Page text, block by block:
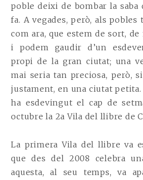
poble deixi de bombar la saba
fa. A vegades, però, als pobles
com ara, que estem de sort,
i podem gaudir d’un
propi de la gran ciutat; una
mai seria tan preciosa, però,
justament, en una ciutat petita.
ha esdevingut el cap de
octubre la 2a Vila del llibre de
La primera Vila del llibre va
que des del 2008 celebra
aquesta, al seu temps, va